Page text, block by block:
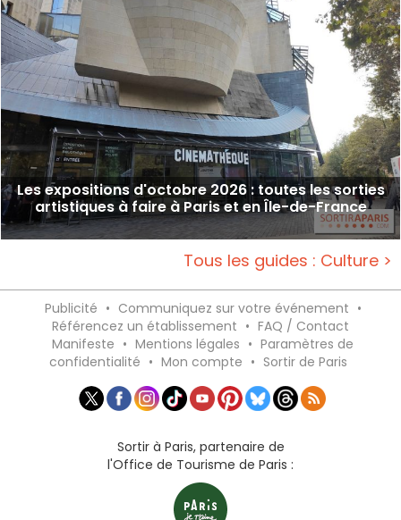
Les expositions d'octobre 2026 : toutes les sorties
artistiques à faire à Paris et en Île-de-France
Tous les guides : Culture >
Publicité • Communiquez sur votre événement •
Référencez un établissement • FAQ / Contact
Manifeste • Mentions légales • Paramètres de
confidentialité • Mon compte • Sortir de Paris
Sortir à Paris, partenaire de
l'Office de Tourisme de Paris :